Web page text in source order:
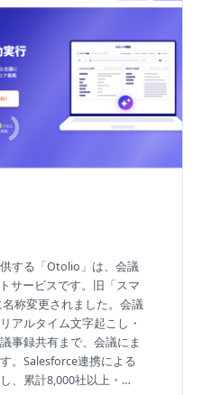
する「Otolio」は、会議
サービスです。旧「スマ
称変更されました。会議
アルタイム文字起こし・
事録共有まで、会議にま
。Salesforce連携による
、累計8,000社以上・